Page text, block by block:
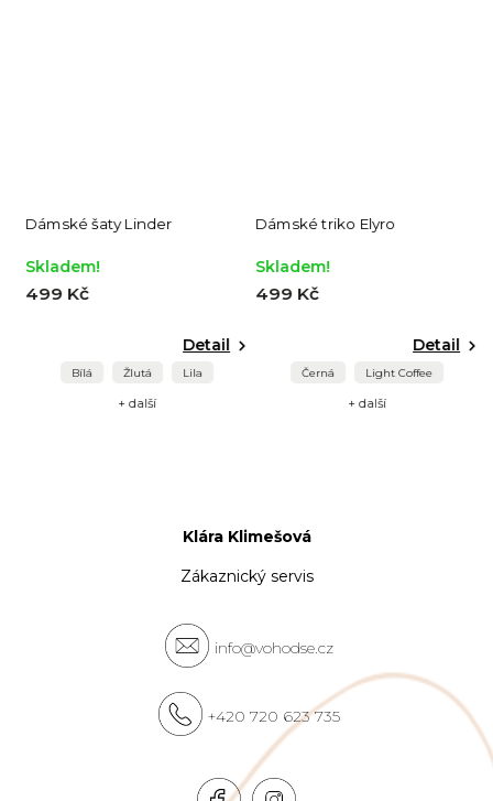
Dámské šaty Linder
Skladem!
499 Kč
Detail
Bílá Žlutá Lila
+ další
Dámské triko Elyro
Skladem!
499 Kč
Detail
Černá Light Coffee
+ další
Klára Klimešová
Zákaznický servis
info@vohodse.cz
+420 720 623 735